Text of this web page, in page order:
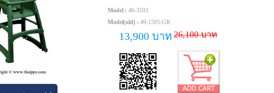
Model : 46-3103
Model(old) : 49-1595-GR
13,900 บาท 26,100 บาท